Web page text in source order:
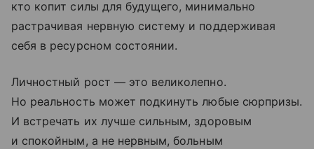
кто копит силы для будущего, минимально
растрачивая нервную систему и поддерживая
себя в ресурсном состоянии.
Личностный рост — это великолепно.
Но реальность может подкинуть любые сюрпризы.
И встречать их лучше сильным, здоровым
и спокойным, а не нервным, больным